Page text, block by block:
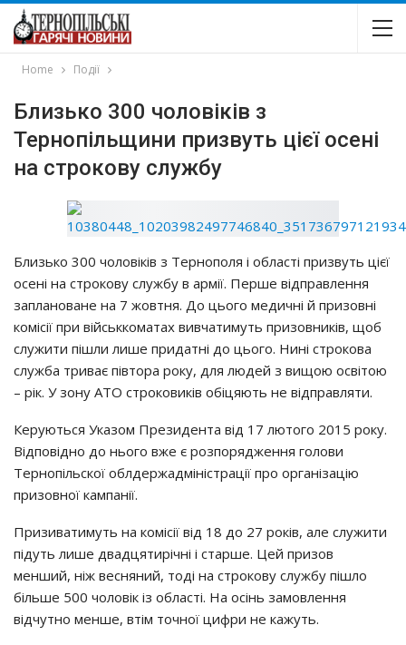
Home Події
Близько 300 чоловіків з
Тернопільщини призвуть цієї осені
на строкову службу
Близько 300 чоловіків з Тернополя і області призвуть цієї
осені на строкову службу в армії. Перше відправлення
заплановане на 7 жовтня. До цього медичні й призовні
комісії при військкоматах вивчатимуть призовників, щоб
служити пішли лише придатні до цього. Нині строкова
служба триває півтора року, для людей з вищою освітою
– рік. У зону АТО строковиків обіцяють не відправляти.
Керуються Указом Президента від 17 лютого 2015 року.
Відповідно до нього вже є розпорядження голови
Тернопільскої облдержадміністрації про організацію
призовної кампанії.
Призиватимуть на комісії від 18 до 27 років, але служити
підуть лише двадцятирічні і старше. Цей призов
менший, ніж весняний, тоді на строкову службу пішло
більше 500 чоловік із області. На осінь замовлення
відчутно менше, втім точної цифри не кажуть.